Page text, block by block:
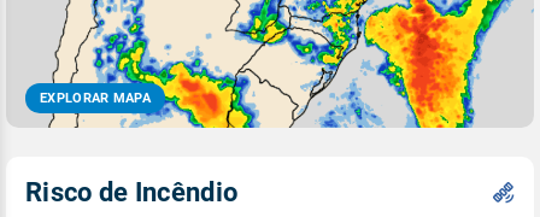
EXPLORAR MAPA
Risco de Incêndio